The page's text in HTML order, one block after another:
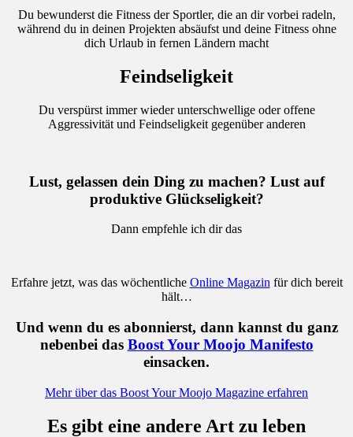
Du bewunderst die Fitness der Sportler, die an dir vorbei radeln,
während du in deinen Projekten absäufst und deine Fitness ohne
dich Urlaub in fernen Ländern macht
Feindseligkeit
Du verspürst immer wieder unterschwellige oder offene
Aggressivität und Feindseligkeit gegenüber anderen
Lust, gelassen dein Ding zu machen? Lust auf
produktive Glückseligkeit?
Dann empfehle ich dir das
Erfahre jetzt, was das wöchentliche Online Magazinfür dich bereit
hält…
Und wenn du es abonnierst, dann kannst du ganz
nebenbei das Boost Your Moojo Manifesto
einsacken.
Mehr über das Boost Your Moojo Magazine erfahren
Es gibt eine andere Art zu leben